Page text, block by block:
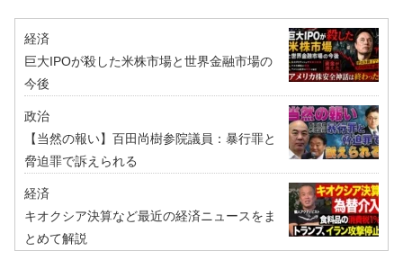
経済
巨大IPOが殺した米株市場と世界金融市場の
今後
政治
【当然の報い】百田尚樹参院議員：暴行罪と
脅迫罪で訴えられる
経済
キオクシア決算など最近の経済ニュースをま
とめて解説